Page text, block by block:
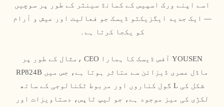
اسے اپنے ورک اسپیس کے کمانڈ سینٹر کے طور پر سوچیں
— ایک جدید ایگزیکٹو ڈیسک جو فعالیت اور عیش و آرام
کو یکجا کرتا ہے۔
مثال کے طور پر، CEO آفس ڈیسک کا ہمارا YOUSEN
RP824B ماڈل عصری ڈیزائن سے متاثر ہوتا ہے، جس میں
گول کناروں اور مربوط ٹکنالوجی کے ساتھ L شکل کی
لکڑی کی میز موجود ہے، جو لیپ ٹاپس، دستاویزات اور